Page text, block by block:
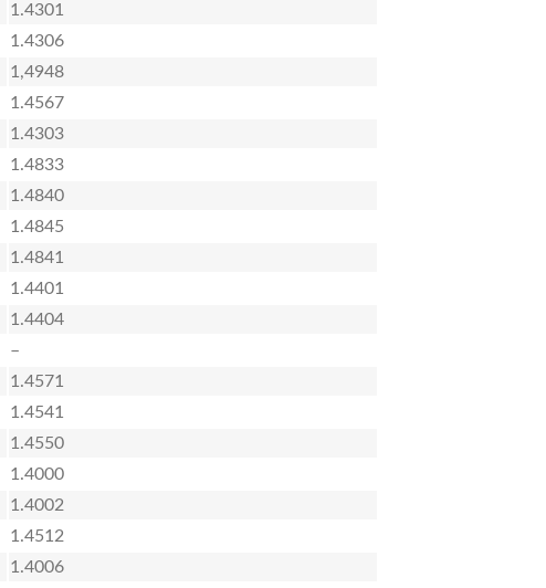
1.4301
1.4306
1,4948
1.4567
1.4303
1.4833
1.4840
1.4845
1.4841
1.4401
1.4404
–
1.4571
1.4541
1.4550
1.4000
1.4002
1.4512
1.4006